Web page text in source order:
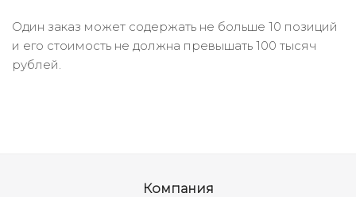
Один заказ может содержать не больше 10 позиций
и его стоимость не должна превышать 100 тысяч
рублей.
Компания